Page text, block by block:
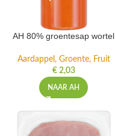
AH 80% groentesap wortel
Aardappel, Groente, Fruit
€2,03
NAAR AH